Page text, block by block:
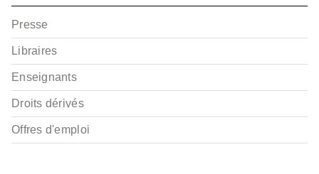
Presse
Libraires
Enseignants
Droits dérivés
Offres d'emploi